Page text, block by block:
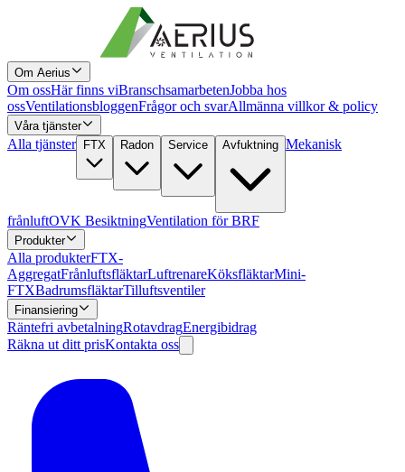
Om Aerius
Om ossHär finns viBranschsamarbetenJobba hos
ossVentilationsbloggenFrågor och svarAllmänna villkor & policy
Våra tjänster
Alla tjänster FTX Radon Service Avfuktning Mekanisk
frånluftOVK BesiktningVentilation för BRF
Produkter
Alla produkterFTX-
AggregatFrånluftsfläktarLuftrenareKöksfläktarMini-
FTXBadrumsfläktarTilluftsventiler
Finansiering
Räntefri avbetalningRotavdragEnergibidrag
Räkna ut ditt prisKontakta oss